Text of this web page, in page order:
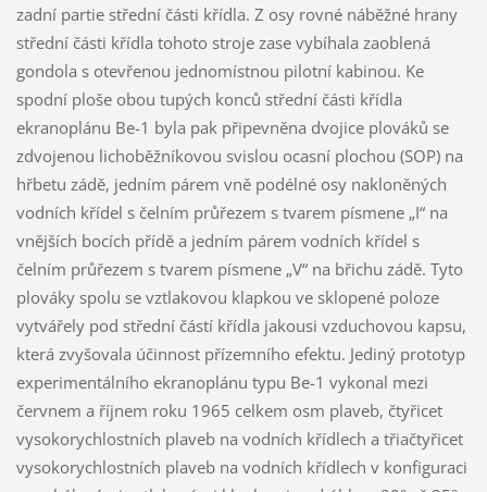
zadní partie střední části křídla. Z osy rovné náběžné hrany
střední části křídla tohoto stroje zase vybíhala zaoblená
gondola s otevřenou jednomístnou pilotní kabinou. Ke
spodní ploše obou tupých konců střední části křídla
ekranoplánu Be-1 byla pak připevněna dvojice plováků se
zdvojenou lichoběžníkovou svislou ocasní plochou (SOP) na
hřbetu zádě, jedním párem vně podélné osy nakloněných
vodních křídel s čelním průřezem s tvarem písmene „I“ na
vnějších bocích přídě a jedním párem vodních křídel s
čelním průřezem s tvarem písmene „V“ na břichu zádě. Tyto
plováky spolu se vztlakovou klapkou ve sklopené poloze
vytvářely pod střední částí křídla jakousi vzduchovou kapsu,
která zvyšovala účinnost přízemního efektu. Jediný prototyp
experimentálního ekranoplánu typu Be-1 vykonal mezi
červnem a říjnem roku 1965 celkem osm plaveb, čtyřicet
vysokorychlostních plaveb na vodních křídlech a třiačtyřicet
vysokorychlostních plaveb na vodních křídlech v konfiguraci